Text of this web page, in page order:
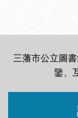
三藩市公立圖
鑒、